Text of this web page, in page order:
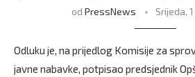
od PressNews Srijeda,
Odluku je, na prijedlog Komisije za
javne nabavke, potpisao predsjednik